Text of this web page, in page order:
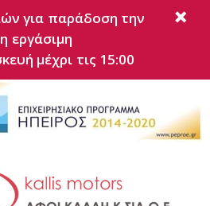
για παράδοση την
εργάσιμη
μέχρι τις 15:00